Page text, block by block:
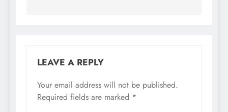
LEAVE A REPLY
Your email address will not be published.
Required fields are marked *